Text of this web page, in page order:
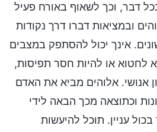
דבר, וכך לשאוף באורח פעיל
ובמציאות דברו דרך נקודות
אינך יכול להסתפק במצבים
לחטוא או להיות חסר תפיסות,
אנושי. אלוהים מביא את האדם
וכתוצאה מכך הבאה לידי
עניין. תוכל להיעשות